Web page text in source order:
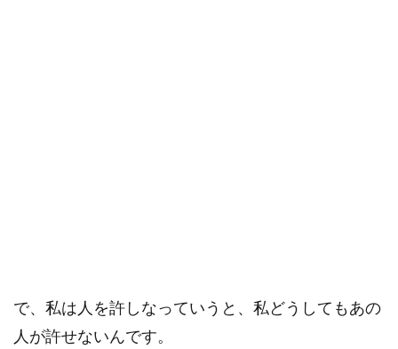
で、私は人を許しなっていうと、私どうしてもあの
人が許せないんです。